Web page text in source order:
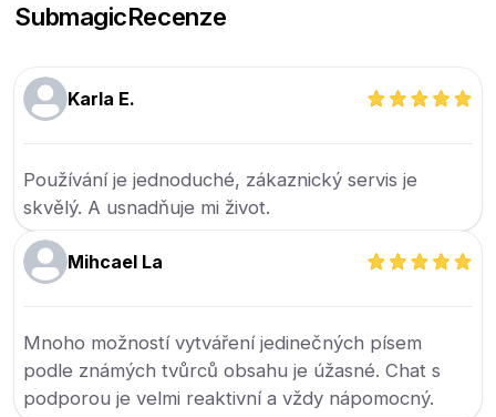
SubmagicRecenze
Karla E.
Používání je jednoduché, zákaznický servis je
skvělý. A usnadňuje mi život.
Mihcael La
Mnoho možností vytváření jedinečných písem
podle známých tvůrců obsahu je úžasné. Chat s
podporou je velmi reaktivní a vždy nápomocný.